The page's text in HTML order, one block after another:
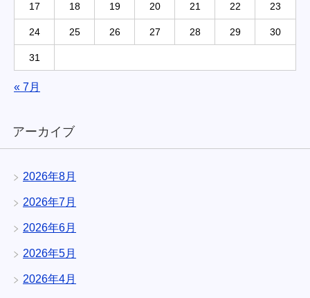
17 18 19 20 21 22 23
24 25 26 27 28 29 30
31
« 7月
アーカイブ
2026年8月
2026年7月
2026年6月
2026年5月
2026年4月